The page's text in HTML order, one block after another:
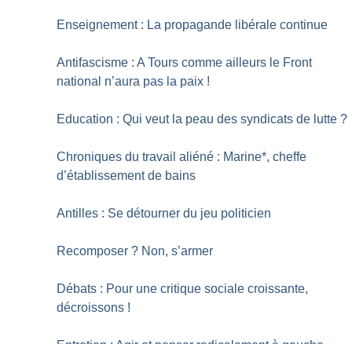
Enseignement : La propagande libérale continue
Antifascisme : A Tours comme ailleurs le Front
national n’aura pas la paix !
Education : Qui veut la peau des syndicats de lutte ?
Chroniques du travail aliéné : Marine*, cheffe
d’établissement de bains
Antilles : Se détourner du jeu politicien
Recomposer ? Non, s’armer
Débats : Pour une critique sociale croissante,
décroissons !